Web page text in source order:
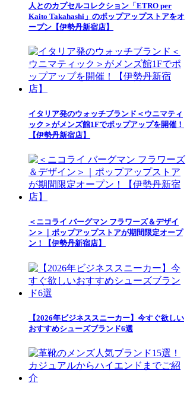
人とのカプセルコレクション「ETRO per
Kaito Takahashi」のポップアップストアをオ
ープン【伊勢丹新宿店】
イタリア発のウォッチブランド＜ウニマティ
ック＞がメンズ館1Fでポップアップを開催！
【伊勢丹新宿店】
＜ニコライ バーグマン フラワーズ＆デザイ
ン＞｜ポップアップストアが期間限定オープ
ン！【伊勢丹新宿店】
【2026年ビジネススニーカー】今すぐ欲しい
おすすめシューズブランド6選